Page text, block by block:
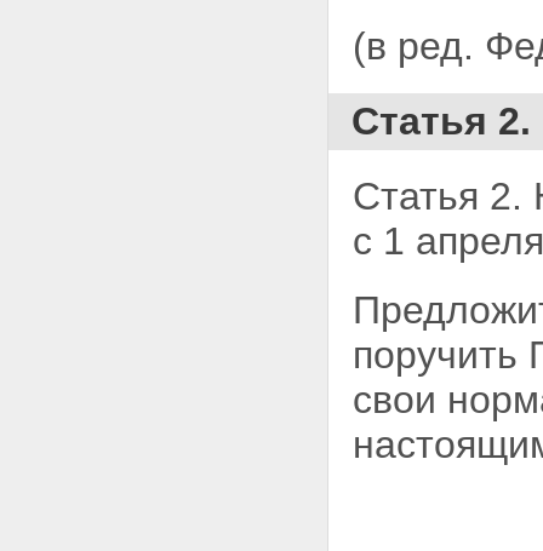
(в ред.
Статья 2.
Статья 2.
с 1
поручить
свои